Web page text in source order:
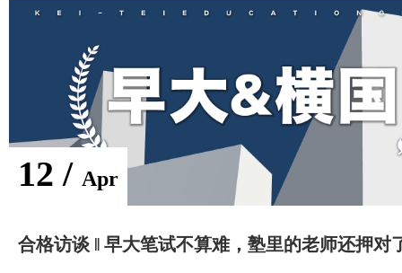
12 / Apr
合格访谈 ‖ 早大笔试不算难，塾里的老师还押对